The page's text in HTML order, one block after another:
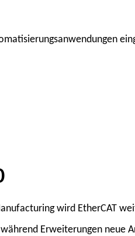
wird EtherCAT
Erweiterungen neue